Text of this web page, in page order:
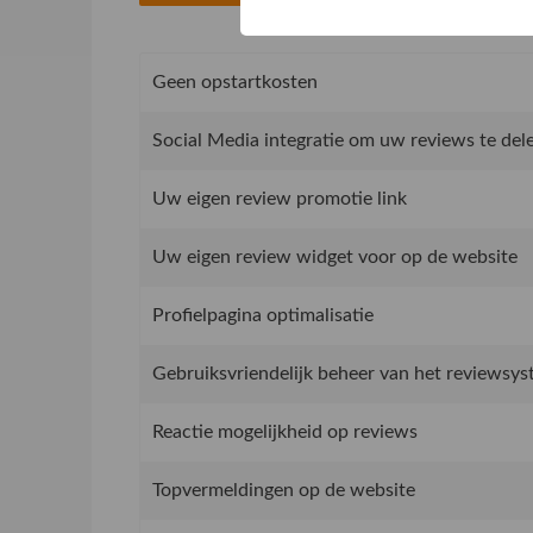
Geen opstartkosten
Social Media integratie om uw reviews te
Uw eigen review promotie link
Uw eigen review widget voor op de website
Profielpagina optimalisatie
Gebruiksvriendelijk beheer van het
Reactie mogelijkheid op reviews
Topvermeldingen op de website